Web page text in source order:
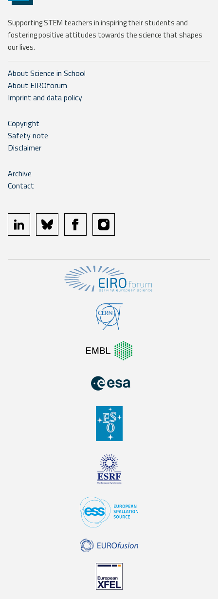
Supporting STEM teachers in inspiring their students and
fostering positive attitudes towards the science that shapes
our lives.
About Science in School
About EIROforum
Imprint and data policy
Copyright
Safety note
Disclaimer
Archive
Contact
linkedin bluesky facebookinstagram